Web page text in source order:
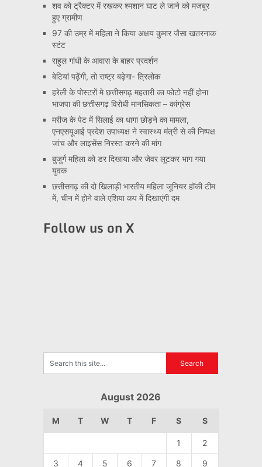
शव को ट्रैक्टर में रखकर श्मशान घाट ले जाने को मजबूर
हुए ग्रामीण
97 की उम्र में महिला ने किया अक्षय कुमार जैसा खतरनाक
स्टंट
राहुल गांधी के आवास के बाहर प्रदर्शन
बेटियां पढ़ेंगी, तो राष्ट्र बढ़ेगा- त्रिलोक
हरेली के पोस्टरों मे छत्तीसगढ़ महतारी का फोटो नहीं होना
भाजपा की छत्तीसगढ़ विरोधी मानसिकता – कांग्रेस
मरीज के पेट में सिलाई का धागा छोड़ने का मामला,
एनएसयूआई प्रदेश उपाध्यक्ष ने स्वास्थ्य मंत्री से की निष्पक्ष
जांच और लाइसेंस निरस्त करने की मांग
बुजुर्ग महिला को डर दिखाया और जेवर लूटकर भाग गया
युवक
छत्तीसगढ़ की दो खिलाड़ी भारतीय महिला जूनियर हॉकी टीम
में, चीन में होने वाले एशिया कप में दिखाएंगी दम
Follow us on X
August 2026
M T W T F S S
1 2
3 4 5 6 7 8 9